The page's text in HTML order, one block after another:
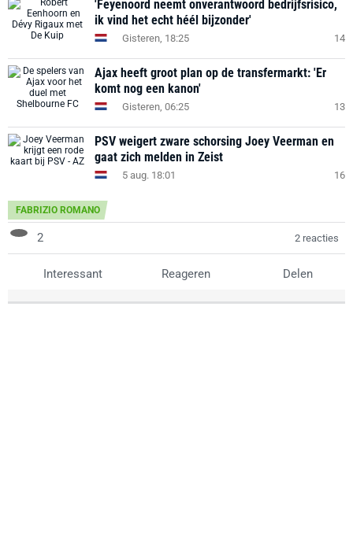
'Feyenoord neemt onverantwoord bedrijfsrisico,
ik vind het echt héél bijzonder'
Gisteren, 18:25 14
Ajax heeft groot plan op de transfermarkt: 'Er
komt nog een kanon'
Gisteren, 06:25 13
PSV weigert zware schorsing Joey Veerman en
gaat zich melden in Zeist
5 aug. 18:01 16
FABRIZIO ROMANO
2 2 reacties
Interessant Reageren Delen